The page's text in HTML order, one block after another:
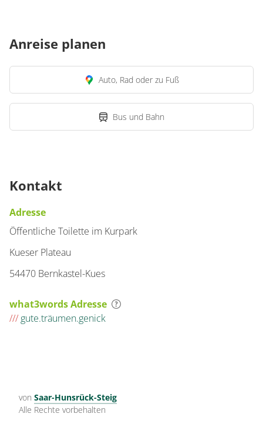
Anreise planen
Auto, Rad oder zu Fuß
Bus und Bahn
Kontakt
Adresse
Öffentliche Toilette im Kurpark
Kueser Plateau
54470 Bernkastel-Kues
what3words Adresse
/// gute.träumen.genick
von Saar-Hunsrück-Steig
Alle Rechte vorbehalten